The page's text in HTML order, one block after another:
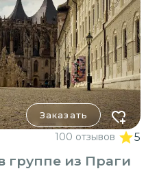
Заказать
100 отзывов 5
группе из Праги